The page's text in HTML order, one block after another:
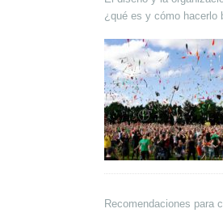
¿qué es y cómo hacerlo
Recomendaciones para